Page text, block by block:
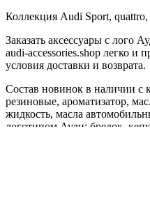
Коллекция Audi Sport,
Заказать аксессуары с лого
audi-accessories.shop легко и
условия доставки и возврата.
Состав новинок в наличии с
резиновые, ароматизатор,
жидкость, масла
логотипом Ауди: брелок,